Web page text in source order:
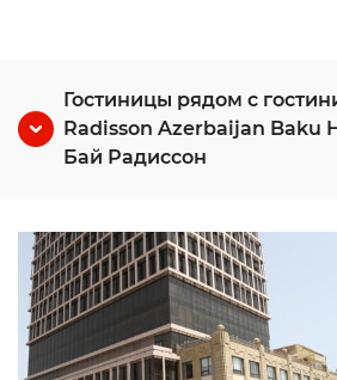
Гостиницы рядом с
Radisson Azerbaijan Baku
Бай Радиссон